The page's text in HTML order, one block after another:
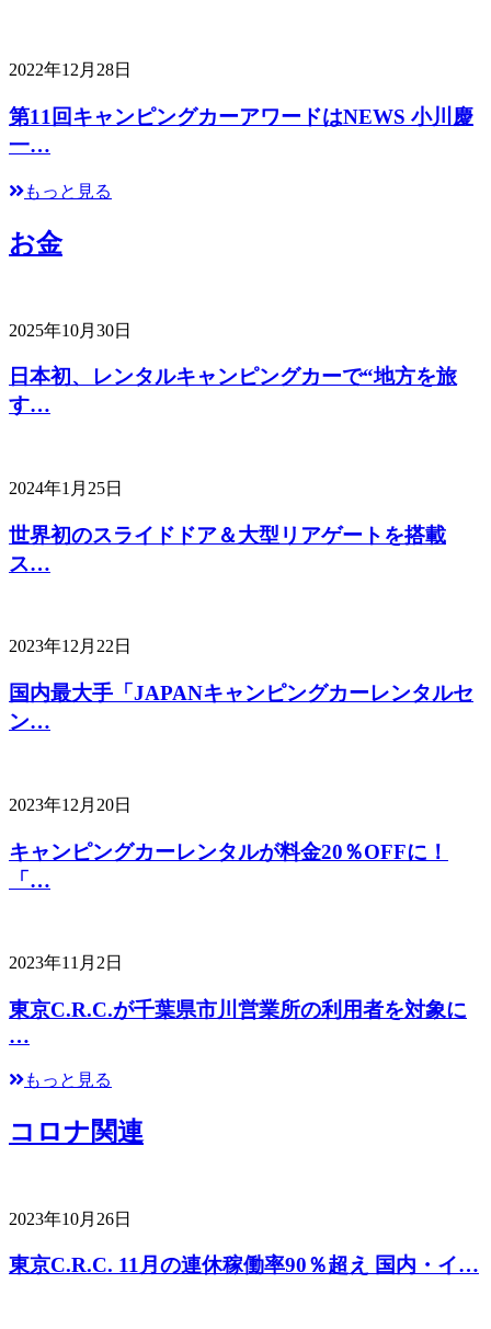
2022年12月28日
第11回キャンピングカーアワードはNEWS 小川慶
一…
もっと見る
お金
2025年10月30日
日本初、レンタルキャンピングカーで“地方を旅
す…
2024年1月25日
世界初のスライドドア＆大型リアゲートを搭載
ス…
2023年12月22日
国内最大手「JAPANキャンピングカーレンタルセ
ン…
2023年12月20日
キャンピングカーレンタルが料金20％OFFに！
「…
2023年11月2日
東京C.R.C.が千葉県市川営業所の利用者を対象に
…
もっと見る
コロナ関連
2023年10月26日
東京C.R.C. 11月の連休稼働率90％超え 国内・イ…